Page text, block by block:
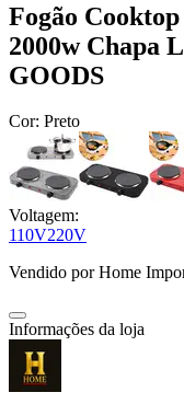
Fogão
2000w Chapa
GOODS
Cor: Preto
Voltagem:
110V220V
Vendido porHome
Informações da loja